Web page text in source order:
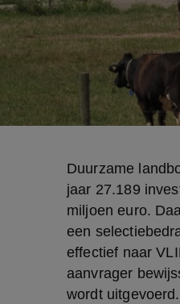
Duurzame
jaar 27.189
miljoen euro.
een
effectief naar
aanvrager
wordt